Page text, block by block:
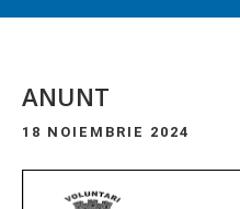
ANUNT
18 NOIEMBRIE 2024